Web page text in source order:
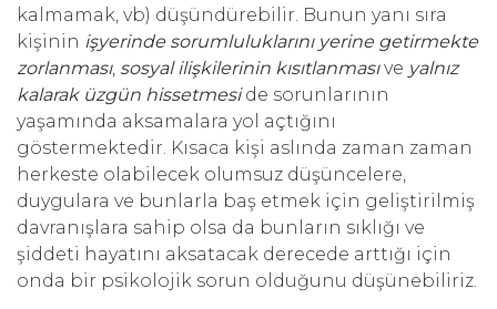
kalmamak, vb) düşündürebilir. Bunun yanı sıra
kişinin işyerinde sorumluluklarını yerine getirmekte
zorlanması, sosyal ilişkilerinin kısıtlanmasıve yalnız
kalarak üzgün hissetmeside sorunlarının
yaşamında aksamalara yol açtığını
göstermektedir. Kısaca kişi aslında zaman zaman
herkeste olabilecek olumsuz düşüncelere,
duygulara ve bunlarla baş etmek için geliştirilmiş
davranışlara sahip olsa da bunların sıklığı ve
şiddeti hayatını aksatacak derecede arttığı için
onda bir psikolojik sorun olduğunu düşünebiliriz.